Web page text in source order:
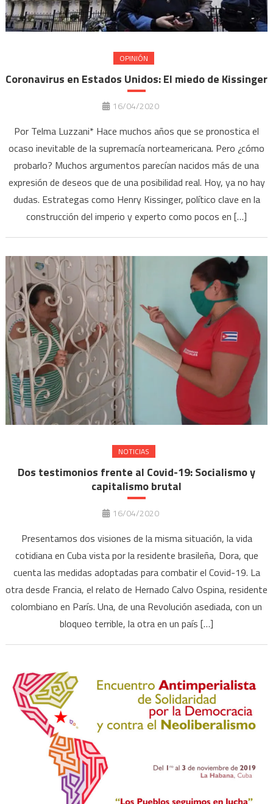
OPINIÓN
Coronavirus en Estados Unidos: El miedo de Kissinger
16/04/2020
Por Telma Luzzani* Hace muchos años que se pronostica el
ocaso inevitable de la supremacía norteamericana. Pero ¿cómo
probarlo? Muchos argumentos parecían nacidos más de una
expresión de deseos que de una posibilidad real. Hoy, ya no hay
dudas. Estrategas como Henry Kissinger, político clave en la
construcción del imperio y experto como pocos en […]
NOTICIAS
Dos testimonios frente al Covid-19: Socialismo y
capitalismo brutal
16/04/2020
Presentamos dos visiones de la misma situación, la vida
cotidiana en Cuba vista por la residente brasileña, Dora, que
cuenta las medidas adoptadas para combatir el Covid-19. La
otra desde Francia, el relato de Hernado Calvo Ospina, residente
colombiano en París. Una, de una Revolución asediada, con un
bloqueo terrible, la otra en un país […]